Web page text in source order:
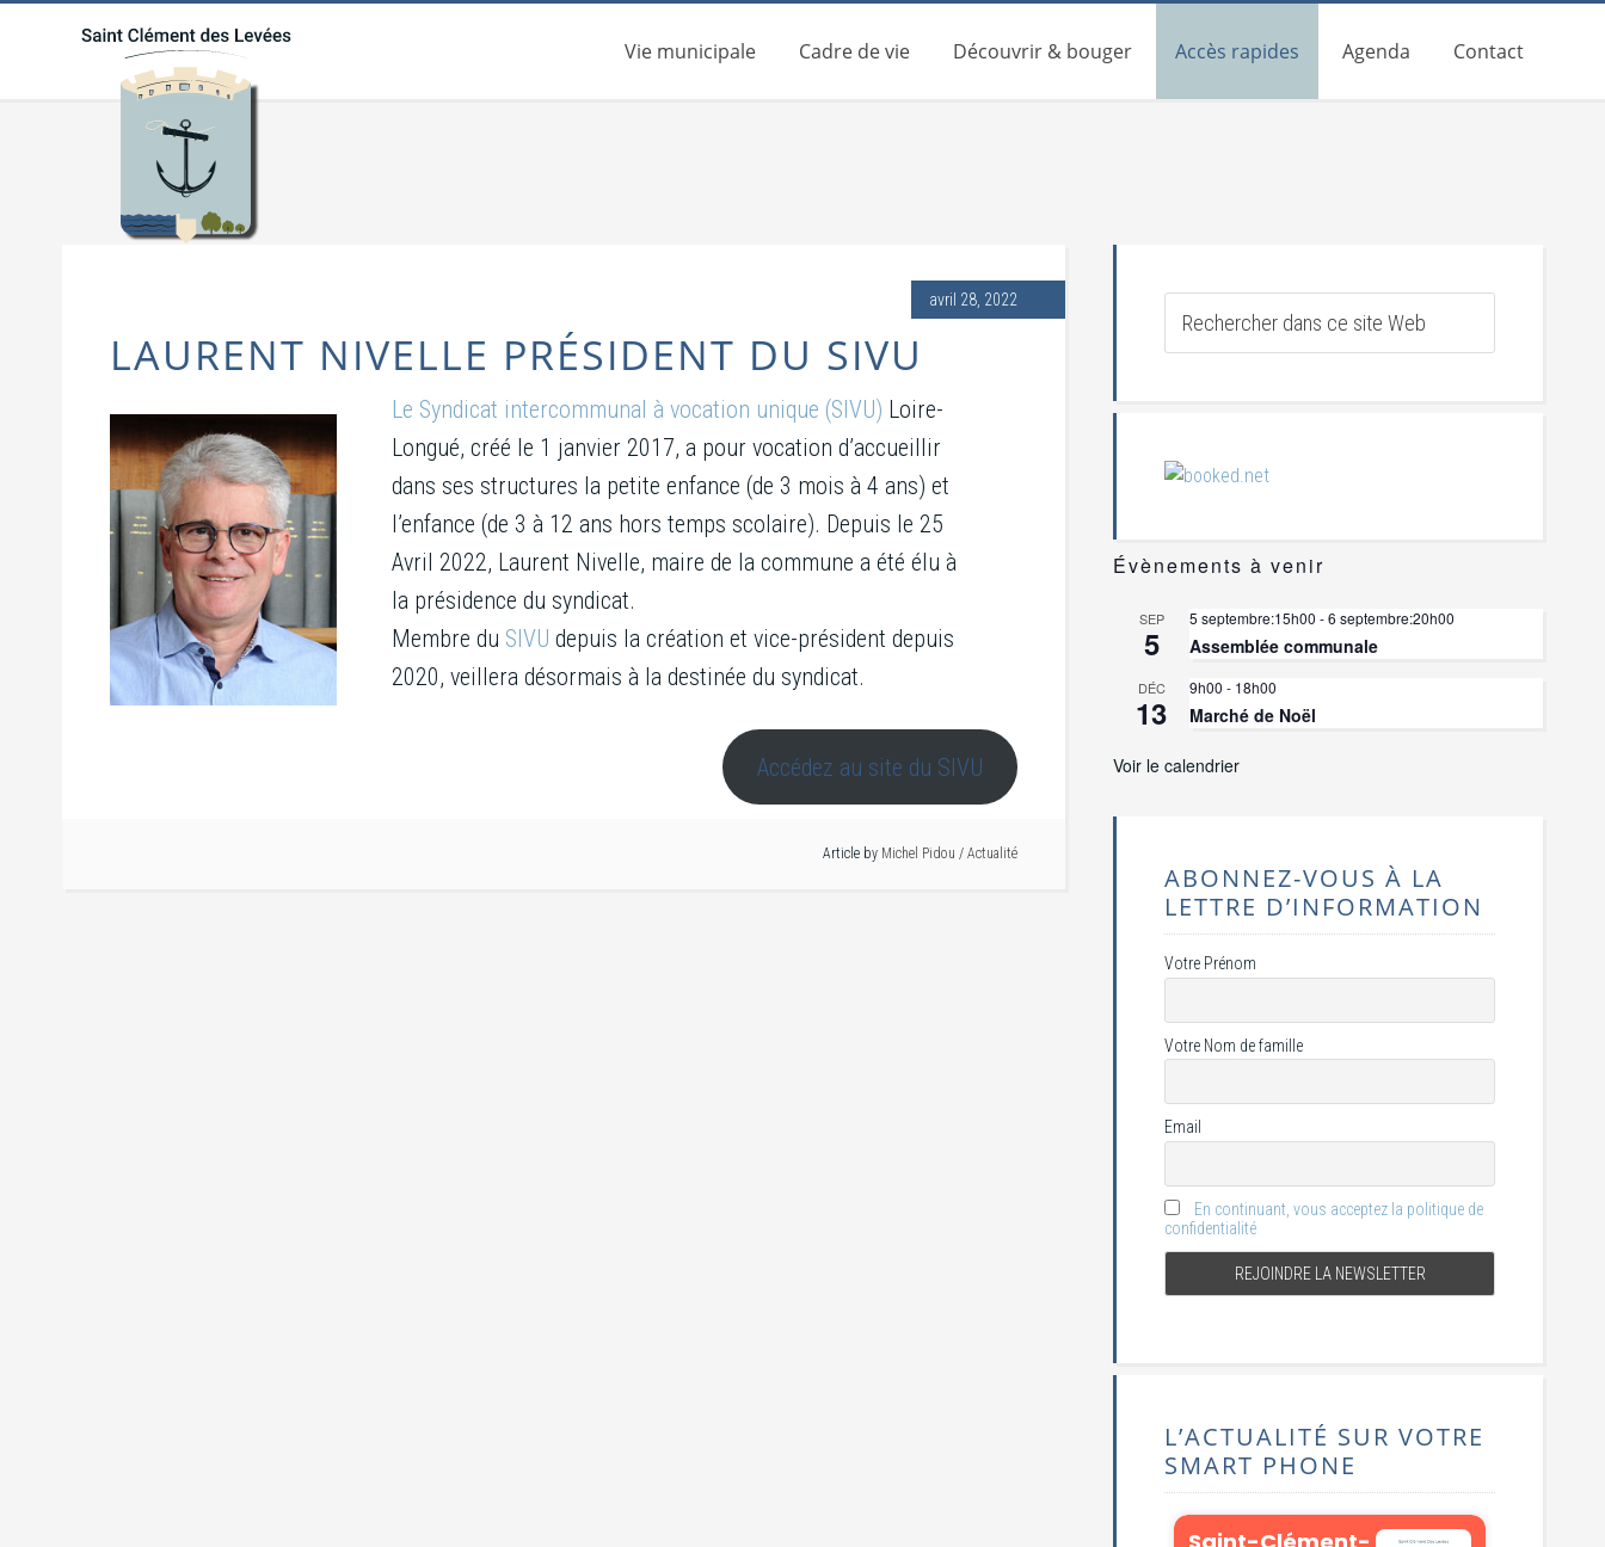
Vie municipale Cadre de vie Découvrir & bouger Accès rapides Agenda Contact
avril 28, 2022
LAURENT NIVELLE PRÉSIDENT DU SIVU
Le Syndicat intercommunal à vocation unique (SIVU) Loire-
Longué, créé le 1 janvier 2017, a pour vocation d’accueillir
dans ses structures la petite enfance (de 3 mois à 4 ans) et
l’enfance (de 3 à 12 ans hors temps scolaire). Depuis le 25
Avril 2022, Laurent Nivelle, maire de la commune a été élu à
la présidence du syndicat.
Membre du SIVU depuis la création et vice-président depuis
2020, veillera désormais à la destinée du syndicat.
Accédez au site du SIVU
Article by Michel Pidou / Actualité
Évènements à venir
SEP
5
5 septembre:15h00 -6 septembre:20h00
Assemblée communale
DÉC
13
9h00 - 18h00
Marché de Noël
Voir le calendrier
ABONNEZ-VOUS À LA
LETTRE D’INFORMATION
Votre Prénom
Votre Nom de famille
Email
En continuant, vous acceptez la politique de
confidentialité
L’ACTUALITÉ SUR VOTRE
SMART PHONE